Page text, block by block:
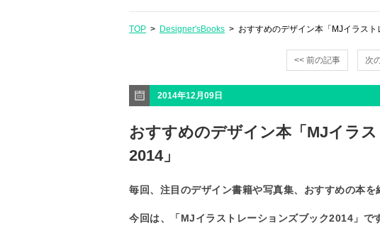
TOP > Designer'sBooks > おすすめのデザイン本「MJイラスト
<< 前の記事 次
2014年12月09日
おすすめのデザイン本「MJイラ
2014」
毎回、注目のデザイン書籍や写真集、おすすめの本を
今回は、「MJイラストレーションズブック2014」で